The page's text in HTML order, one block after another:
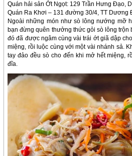
Quán hải sản Ớt Ngọt: 129 Trần Hưng Đạo,
Quán Ra Khơi – 131 đường 30/4, TT Dương
Ngoài những món như sò lông nướng mỡ
bạn đừng quên thưởng thức gỏi sò lông
đó đã được ngâm cùng vài trái ớt giã dập
miệng, rồi luộc cùng với một vài nhánh sả.
tay đảo đều sò cho đến khi mở hết miệng,
đĩa.